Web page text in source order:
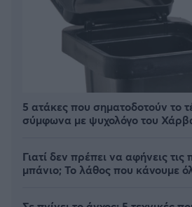
5 ατάκες που σηματοδοτούν το
σύμφωνα με ψυχολόγο του
Γιατί δεν πρέπει να αφήνεις τις
μπάνιο; Το λάθος που κάνουμε